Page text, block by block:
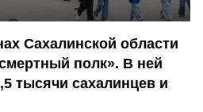
Сахалинской области
полк». В ней
тысячи сахалинцев и